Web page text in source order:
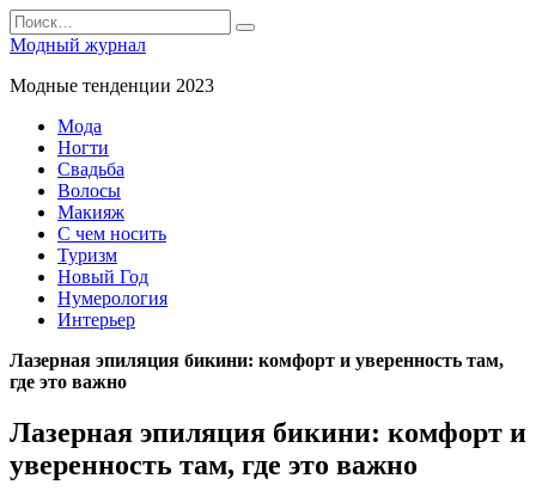
Перейти
к
содержанию
Search
for:
Модный журнал
Модные тенденции 2023
Мода
Ногти
Свадьба
Волосы
Макияж
С чем носить
Туризм
Новый Год
Нумерология
Интерьер
Лазерная эпиляция бикини: комфорт и уверенность там,
где это важно
Лазерная эпиляция бикини: комфорт и
уверенность там, где это важно